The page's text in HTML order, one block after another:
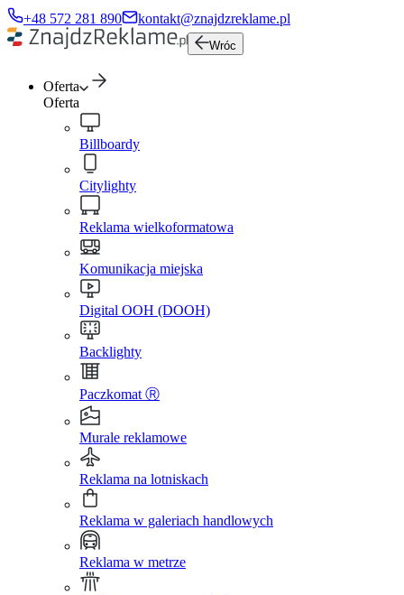
+48 572 281 890 kontakt@znajdzreklame.pl
Wróc
Oferta
Oferta
Billboardy
Citylighty
Reklama wielkoformatowa
Komunikacja miejska
Digital OOH (DOOH)
Backlighty
Paczkomat Ⓡ
Murale reklamowe
Reklama na lotniskach
Reklama w galeriach handlowych
Reklama w metrze